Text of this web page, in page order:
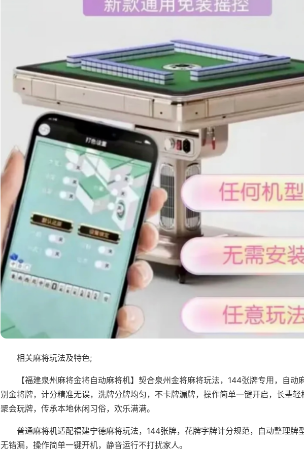
相关麻将玩法及特色;
【福建泉州麻将金将自动麻将机】契合泉州金将麻将玩法，144张牌专用，自动
别金将牌，计分精准无误，洗牌分牌均匀，不卡牌漏牌，操作简单一键开启，长辈轻
聚会玩牌，传承本地休闲习俗，欢乐满满。
普通麻将机适配福建宁德麻将玩法，144张牌，花牌字牌计分规范，自动整理牌
无错漏，操作简单一键开机，静音运行不打扰家人。